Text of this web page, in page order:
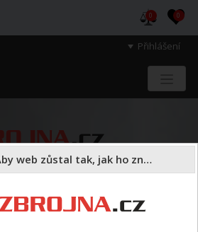
Přihlášení
0 0
Nastavení cookies: Aby web zůstal tak, jak ho znáte